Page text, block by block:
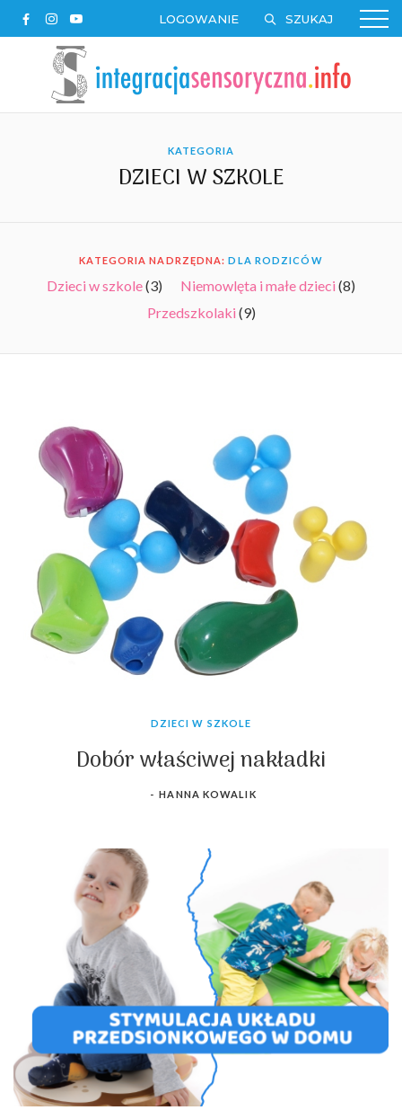
LOGOWANIE
KATEGORIA
DZIECI W SZKOLE
KATEGORIA NADRZĘDNA:DLA RODZICÓW
Dzieci w szkole(3) Niemowlęta i małe dzieci (8)
Przedszkolaki (9)
DZIECI W SZKOLE
Dobór właściwej nakładki
- HANNA KOWALIK